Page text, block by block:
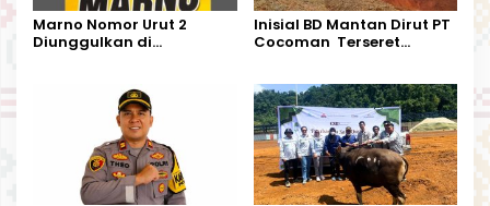
Marno Nomor Urut 2
Diunggulkan di
Harapan Warga
Inisial BD Mantan Dirut PT
Cocoman Terseret
Kalimantan Barat